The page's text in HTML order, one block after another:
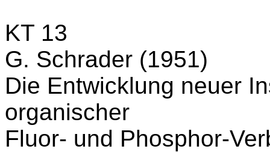
KT 13
G. Schrader (1951)
Die Entwicklung neuer
organischer
Fluor- und Phosphor-